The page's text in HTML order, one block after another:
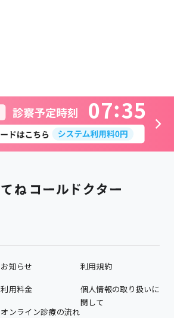
07 35
お知らせ
利用料金
オンライン診療の流れ
利用規約
個人情報の取り扱いに
関して